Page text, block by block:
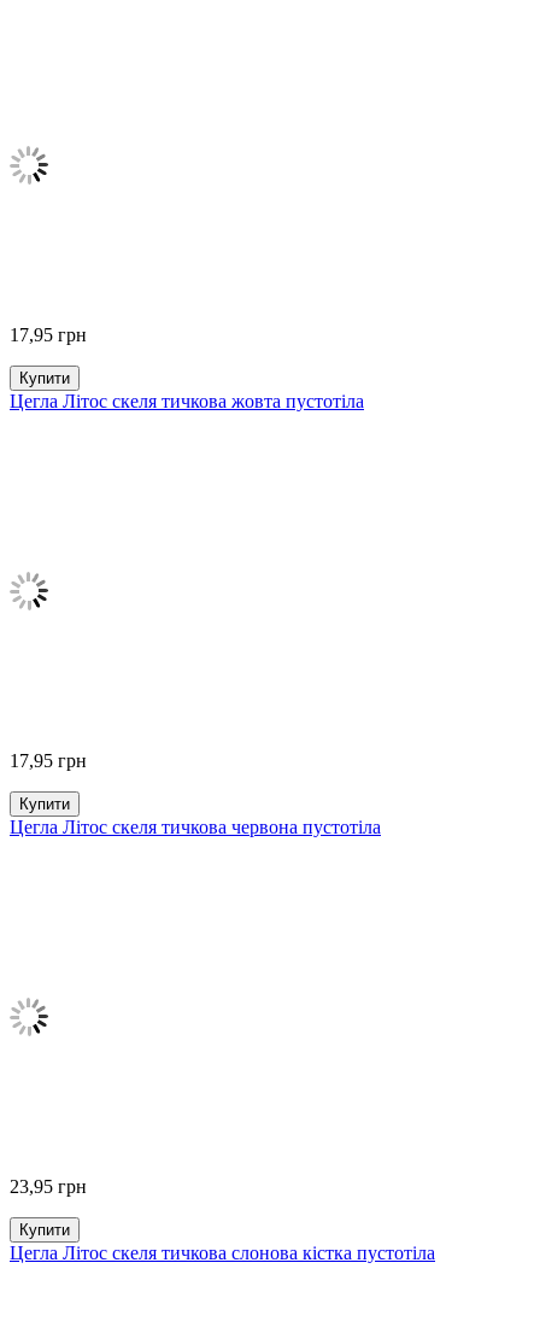
17,95 грн
Купити
Цегла Літос скеля тичкова жовта пустотіла
17,95 грн
Купити
Цегла Літос скеля тичкова червона пустотіла
23,95 грн
Купити
Цегла Літос скеля тичкова слонова кістка пустотіла